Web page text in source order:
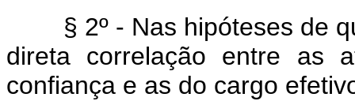
§ 2º - Nas hipóteses de
direta correlação entre as
confiança e as do cargo